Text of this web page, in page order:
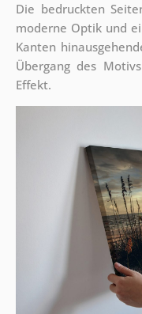
Die bedruckten
moderne Optik und
Kanten
Übergang des
Effekt.